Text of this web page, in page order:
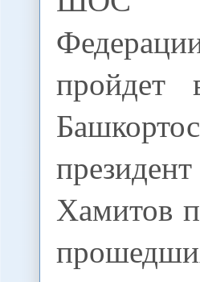
пройдет
Хамитов